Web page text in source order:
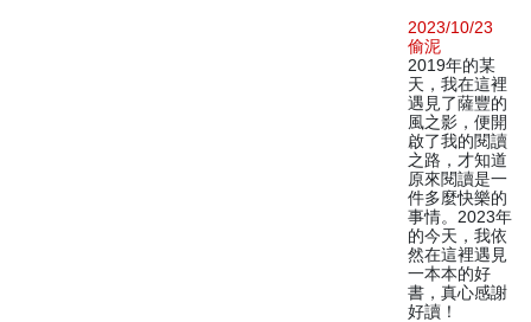
2023/10/23
偷泥
2019年的某
天，我在這裡
遇見了薩豐的
風之影，便開
啟了我的閱讀
之路，才知道
原來閱讀是一
件多麼快樂的
事情。2023年
的今天，我依
然在這裡遇見
一本本的好
書，真心感謝
好讀！